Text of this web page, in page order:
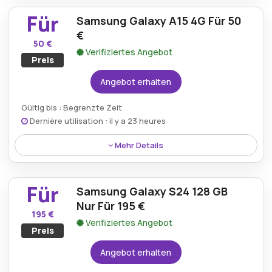
fantastisches Angebot für ein hochwertiges
Smartphone zu einem unglaublich günstigen Preis –
ein hervorragendes Preis-Leistungs-Verhältnis.
Für
50 €
Preis
Samsung Galaxy A15 4G Für 50
€
Verifiziertes Angebot
Angebot erhalten
Gültig bis : Begrenzte Zeit
Dernière utilisation : il y a 23 heures
Mehr Details
Sichern Sie sich das Samsung Galaxy A15 4G für nur
50 € und sichern Sie sich so ein zuverlässiges
Smartphone mit tollen Funktionen zu einem
erschwinglichen Preis – perfekt für alle, die ihr
Mobilgerät aufrüsten möchten.
Für
195 €
Preis
Samsung Galaxy S24 128 GB
Nur Für 195 €
Verifiziertes Angebot
Angebot erhalten